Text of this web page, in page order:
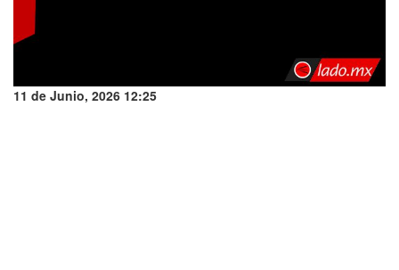
11 de Junio, 2026 12:25